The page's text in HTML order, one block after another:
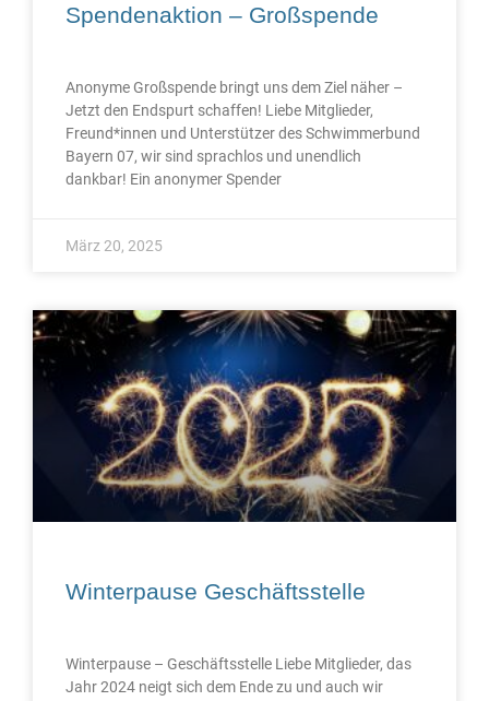
Spendenaktion – Großspende
Anonyme Großspende bringt uns dem Ziel näher –
Jetzt den Endspurt schaffen! Liebe Mitglieder,
Freund*innen und Unterstützer des Schwimmerbund
Bayern 07, wir sind sprachlos und unendlich
dankbar! Ein anonymer Spender
März 20, 2025
Winterpause Geschäftsstelle
Winterpause – Geschäftsstelle Liebe Mitglieder, das
Jahr 2024 neigt sich dem Ende zu und auch wir